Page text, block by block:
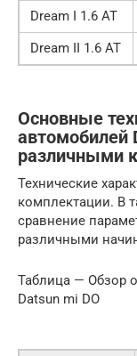
Dream I 1.6 AT
Dream II 1.6 AT
Основные
автомобилей
различными
Технические
комплектации. В
сравнение
различными
Таблица — Обзор
Datsun mi DO